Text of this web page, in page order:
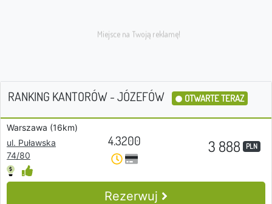
RANKING KANTORÓW - JÓZEFÓW OTWARTE TERAZ
Warszawa (16km)
ul. Puławska
74/80
4.3200 3 888 PLN
Rezerwuj